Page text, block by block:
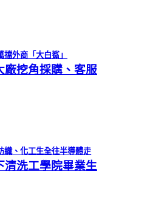
外商「大白鯊」
廠挖角採購、客服
織、化工生全往半導體走
清洗工學院畢業生